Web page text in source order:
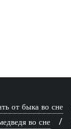
от быка во сне
во сне